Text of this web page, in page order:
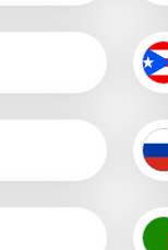
Popup schließen